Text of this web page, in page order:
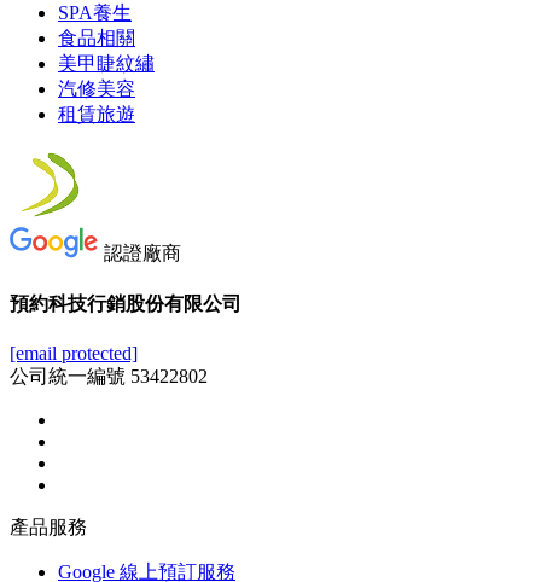
SPA養生
食品相關
美甲睫紋繡
汽修美容
租賃旅遊
認證廠商
預約科技行銷股份有限公司
[email protected]
公司統一編號 53422802
產品服務
Google 線上預訂服務